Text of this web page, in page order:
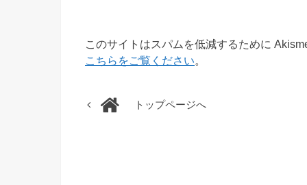
このサイトはスパムを低減するために
こちらをご覧ください
トップページへ